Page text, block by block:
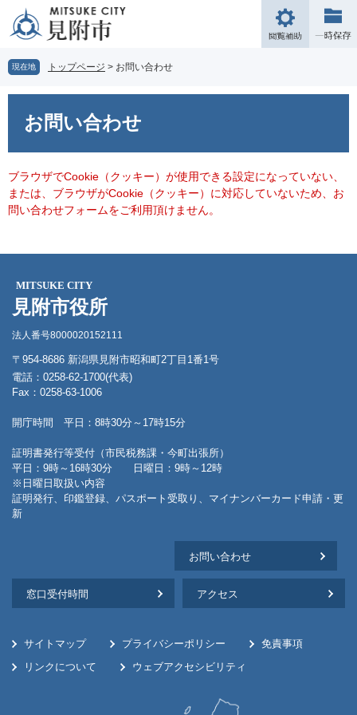
の
先
頭
ー
を
飛
文
へ
閲
覧
現在地 トップページ > お問い合わせ
お問い合わせ
ブラウザでCookie（クッキー）が使用できる設定になっていない、
または、ブラウザがCookie（クッキー）に対応していないため、お
問い合わせフォームをご利用頂けません。
MITSUKE CITY
見附市役所
法人番号8000020152111
〒954-8686 新潟県見附市昭和町2丁目1番1号
電話：0258-62-1700(代表)
Fax：0258-63-1006
開庁時間 平日：8時30分～17時15分
証明書発行等受付（市民税務課・今町出張所）
平日：9時～16時30分 日曜日：9時～12時
※日曜日取扱い内容
証明発行、印鑑登録、パスポート受取り、マイナンバーカード申請・更
新
お問い合わせ
窓口受付時間 アクセス
サイトマップ プライバシーポリシー
免責事項
リンクについて
ウェブアクセシビリティ